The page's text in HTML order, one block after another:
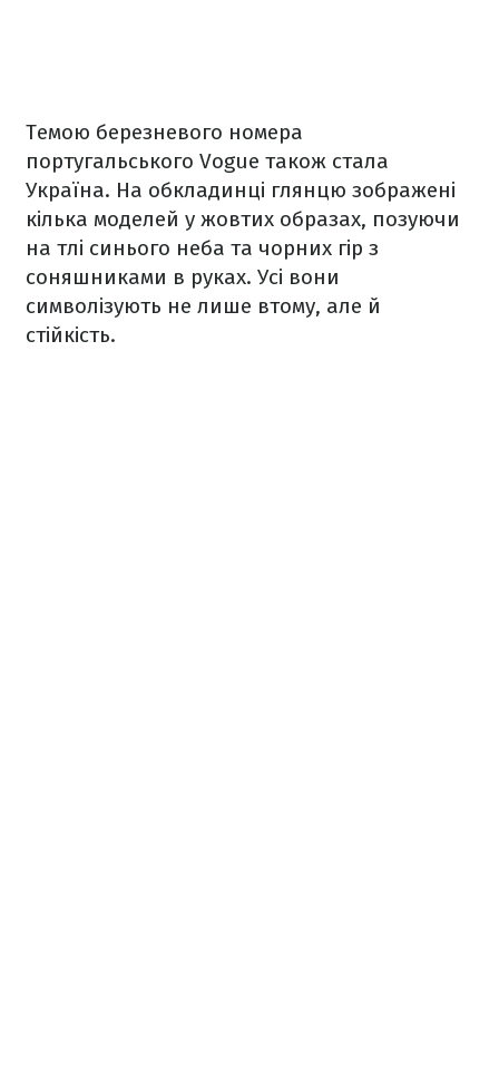
Темою березневого номера
португальського Vogue також стала
Україна. На обкладинці глянцю зображені
кілька моделей у жовтих образах, позуючи
на тлі синього неба та чорних гір з
соняшниками в руках. Усі вони
символізують не лише втому, але й
стійкість.